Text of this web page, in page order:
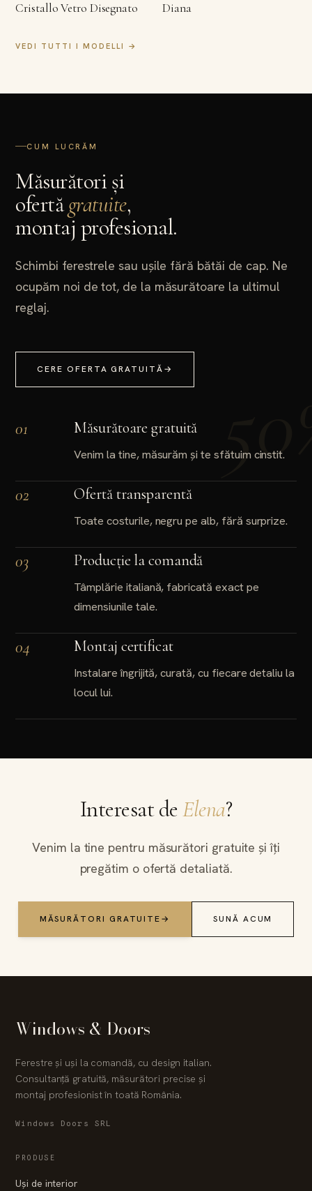
Cristallo Vetro Disegnato Diana
VEDI TUTTI I MODELLI →
CUM LUCRĂM
Măsurători și
ofertăgratuite,
montaj profesional.
Schimbi ferestrele sau ușile fără bătăi de cap. Ne
ocupăm noi de tot, de la măsurătoare la ultimul
reglaj.
CERE OFERTA GRATUITĂ→
01 Măsurătoare gratuită
Venim la tine, măsurăm și te sfătuim cinstit.
02 Ofertă transparentă
Toate costurile, negru pe alb, fără surprize.
03 Producție la comandă
Tâmplărie italiană, fabricată exact pe
dimensiunile tale.
04 Montaj certificat
Instalare îngrijită, curată, cu fiecare detaliu la
locul lui.
Interesat deElena?
Venim la tine pentru măsurători gratuite și îți
pregătim o ofertă detaliată.
MĂSURĂTORI GRATUITE→ SUNĂ ACUM
Windows & Doors
Ferestre și uși la comandă, cu design italian.
Consultanță gratuită, măsurători precise și
montaj profesionist în toată România.
Windows Doors SRL
PRODUSE
Uși de interior